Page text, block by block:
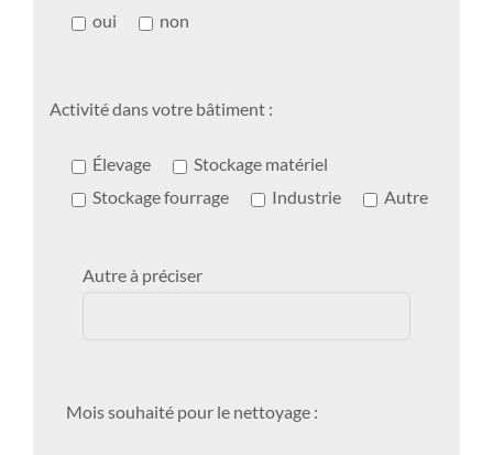
oui non
Activité dans votre bâtiment :
Élevage
Stockage matériel
Stockage fourrage
Industrie Autre
Autre à préciser
Mois souhaité pour le nettoyage :